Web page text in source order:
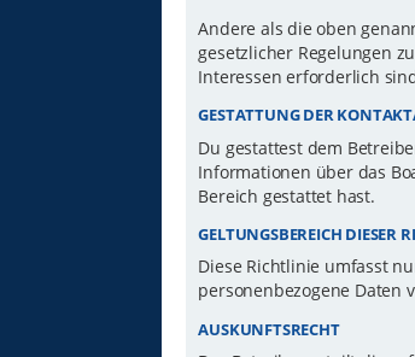
Andere als die oben
gesetzlicher Regelungen
Interessen erforderlich
GESTATTUNG DER
Du gestattest dem
Informationen über das
Bereich gestattet hast.
GELTUNGSBEREICH DIESER
Diese Richtlinie umfasst
personenbezogene
AUSKUNFTSRECHT